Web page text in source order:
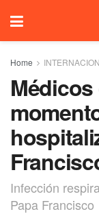
Home
Infección
Papa Francisco